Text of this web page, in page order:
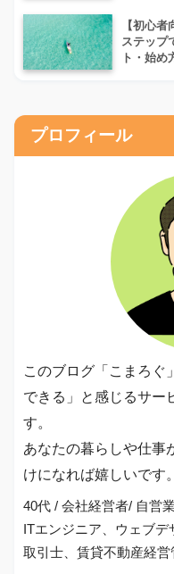
【初心
ステップ
ト・始め
プロフィール
このブログ「こまろぐ
できる」と感じるサー
す。
あなたの暮らしや仕事
けになれば嬉しいです。
40代 / 会社経営者/ 自営業
ITエンジニア、ウェブ
取引士、賃貸不動産経営